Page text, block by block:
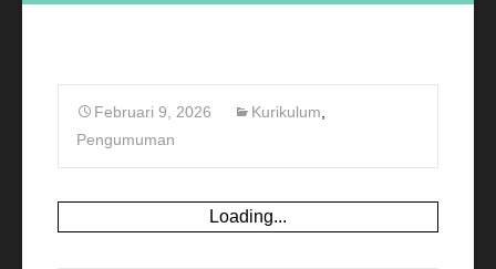
Februari 9, 2026 Kurikulum
Pengumuman
Loading...